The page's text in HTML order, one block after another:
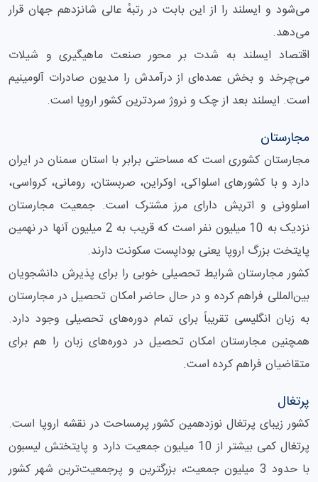
می‌شود و ایسلند را از این بابت در رتبهٔ عالی شانزدهم جهان قرار
می‌دهد.
اقتصاد ایسلند به شدت بر محور صنعت ماهیگیری و شیلات
می‌چرخد و بخش عمده‌ای از درآمدش را مدیون صادرات آلومینیم
است. ایسلند بعد از چک و نروژ سردترین کشور اروپا است.
مجارستان
مجارستان کشوری است که مساحتی برابر با استان سمنان در ایران
دارد و با کشورهای اسلواکی، اوکراین، صربستان، رومانی، کرواسی،
اسلوونی و اتریش دارای مرز مشترک است. جمعیت مجارستان
نزدیک به 10 میلیون نفر است که قریب به 2 میلیون آنها در نهمین
پایتخت بزرگ اروپا یعنی بوداپست سکونت دارند.
کشور مجارستان شرایط تحصیلی خوبی را برای پذیرش دانشجویان
بین‌المللی فراهم کرده و در حال حاضر امکان تحصیل در مجارستان
به زبان انگلیسی تقریباً برای تمام دوره‌های تحصیلی وجود دارد.
همچنین مجارستان امکان تحصیل در دوره‌های زبان را هم برای
متقاضیان فراهم کرده است.
پرتغال
کشور زیبای پرتغال نوزدهمین کشور پرمساحت در نقشه اروپا است.
پرتغال کمی بیشتر از 10 میلیون جمعیت دارد و پایتختش لیسبون
با حدود 3 میلیون جمعیت، بزرگترین و پرجمعیت‌ترین شهر کشور